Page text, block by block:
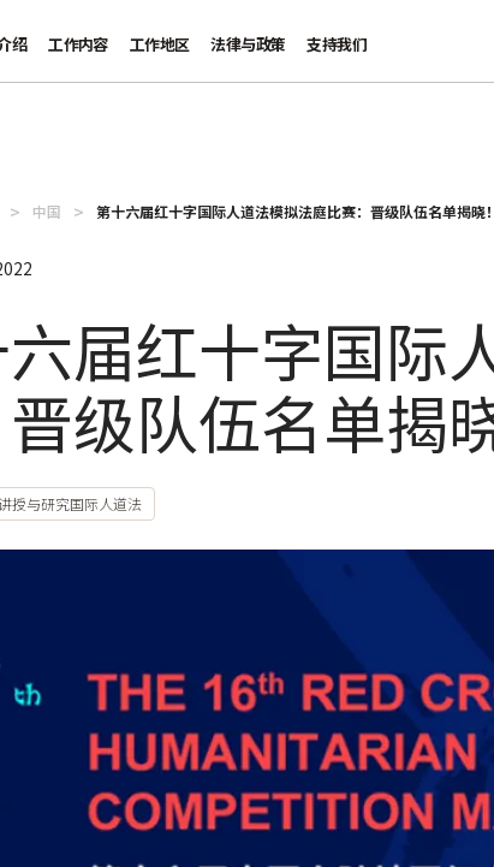
绍 工作内容 工作地区 法律与政策 支持我们
中国 第十六届红十字国际人道法模拟法庭比赛：晋级队伍名单揭晓！
届红十字国际
级队伍名单揭晓
授与研究国际人道法